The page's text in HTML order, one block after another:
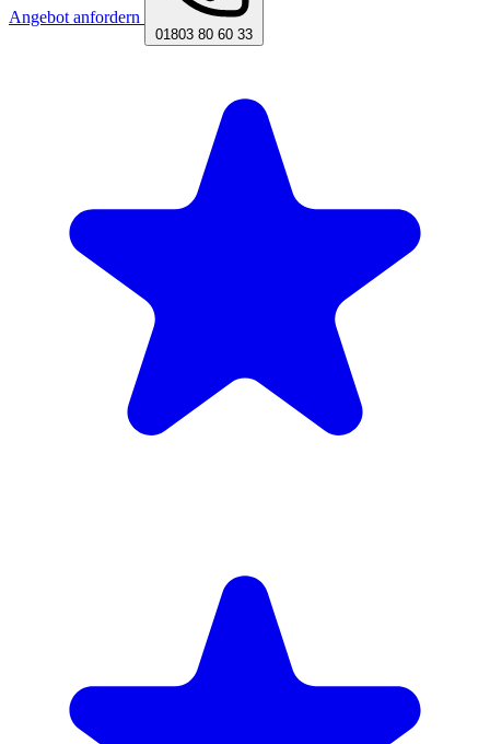
Angebot anfordern
01803 80 60 33